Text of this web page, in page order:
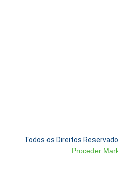
Todos os Direitos
Proceder